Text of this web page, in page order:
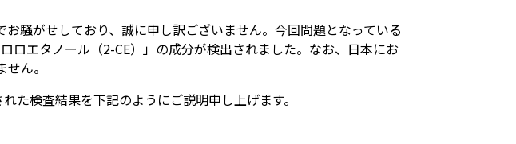
騒がせしており、誠に申し訳ございません。今回問題となっている
ロエタノール（2-CE）」の成分が検出されました。なお、日本にお
ん。
た検査結果を下記のようにご説明申し上げます。